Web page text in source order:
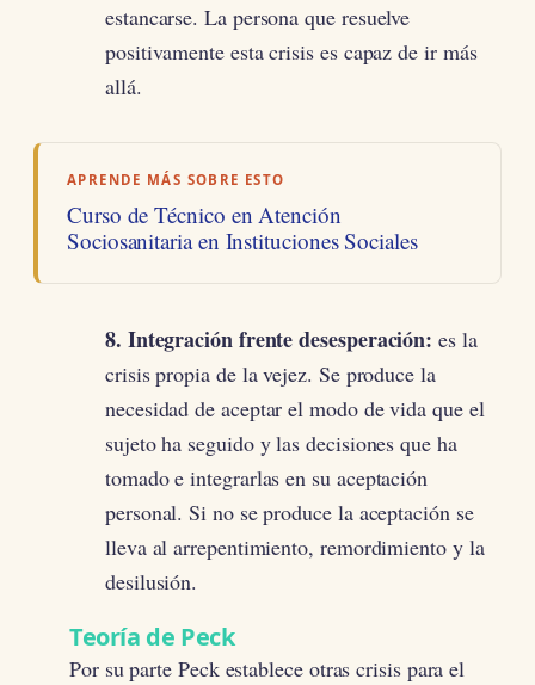
estancarse. La persona que resuelve
positivamente esta crisis es capaz de ir más
allá.
APRENDE MÁS SOBRE ESTO
Curso de Técnico en Atención
Sociosanitaria en Instituciones Sociales
8. Integración frente desesperación: es la
crisis propia de la vejez. Se produce la
necesidad de aceptar el modo de vida que el
sujeto ha seguido y las decisiones que ha
tomado e integrarlas en su aceptación
personal. Si no se produce la aceptación se
lleva al arrepentimiento, remordimiento y la
desilusión.
Teoría de Peck
Por su parte Peck establece otras crisis para el